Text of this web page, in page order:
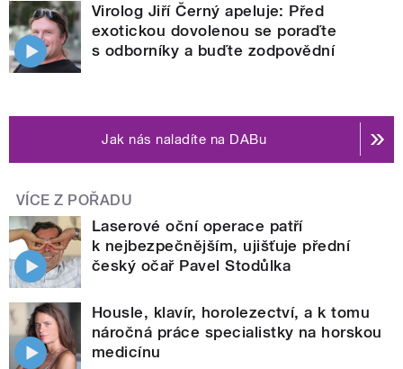
Virolog Jiří Černý apeluje: Před
exotickou dovolenou se poraďte
s odborníky a buďte zodpovědní
Jak nás naladíte na DABu
VÍCE Z POŘADU
Laserové oční operace patří
k nejbezpečnějším, ujišťuje přední
český očař Pavel Stodůlka
Housle, klavír, horolezectví, a k tomu
náročná práce specialistky na horskou
medicínu